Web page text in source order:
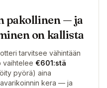
pakollinen — ja
on kallista
tarvitsee vähintään
vaihtelee €601:stä
pyörä) aina
kera — ja